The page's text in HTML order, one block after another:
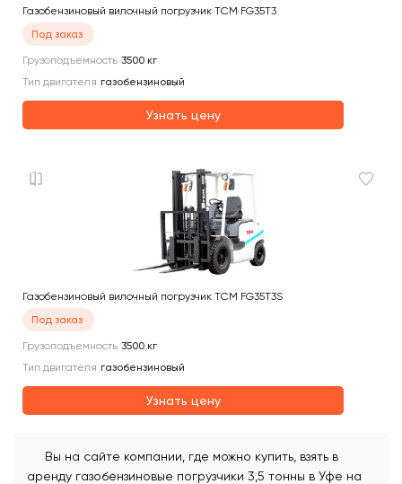
Газобензиновый вилочный погрузчик TCM FG35T3
Под заказ
Грузоподъемность 3500 кг
Тип двигателя газобензиновый
Узнать цену
Газобензиновый вилочный погрузчик TCM FG35T3S
Под заказ
Грузоподъемность 3500 кг
Тип двигателя газобензиновый
Узнать цену
Вы на сайте компании, где можно купить, взять в
аренду газобензиновые погрузчики 3,5 тонны в Уфе на